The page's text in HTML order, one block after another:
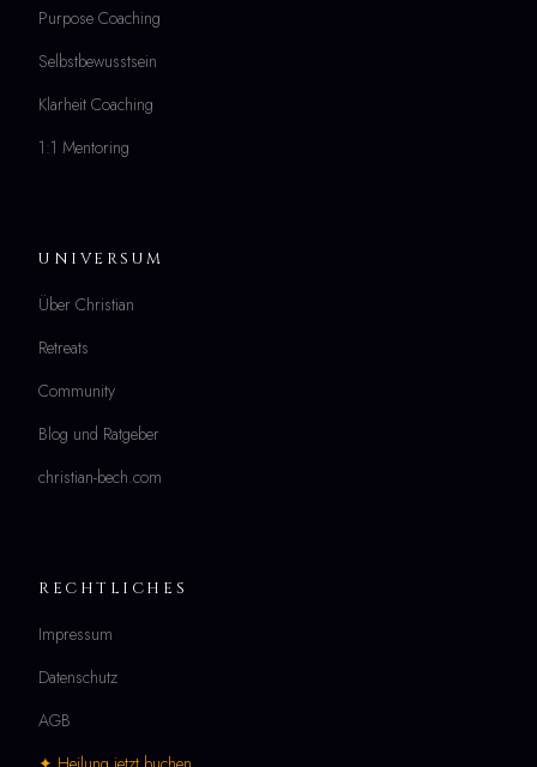
Purpose Coaching
Selbstbewusstsein
Klarheit Coaching
1:1 Mentoring
UNIVERSUM
Über Christian
Retreats
Community
Blog und Ratgeber
christian-bech.com
RECHTLICHES
Impressum
Datenschutz
AGB